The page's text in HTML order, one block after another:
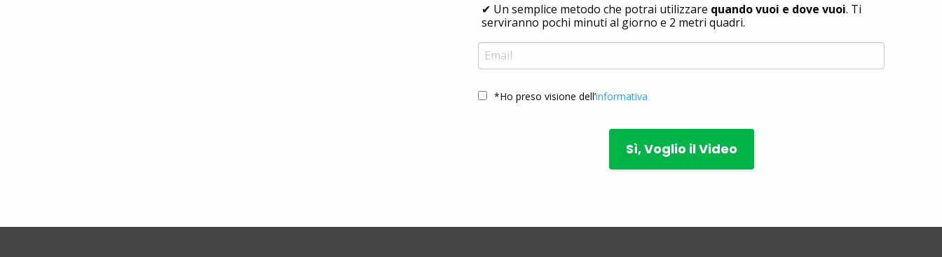
✔ Un semplice metodo che potrai utilizzare quando vuoi e dove vuoi. Ti
serviranno pochi minuti al giorno e 2 metri quadri.
*Ho preso visione dell’informativa
Sì, Voglio il Video